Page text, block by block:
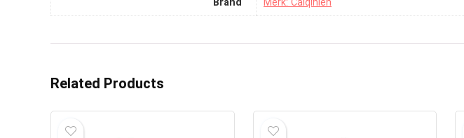
Brand Merk: Caiqinlen
Related Products